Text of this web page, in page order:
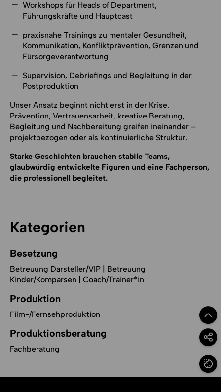
Workshops für Heads of Department,
Führungskräfte und Hauptcast
praxisnahe Trainings zu mentaler Gesundheit,
Kommunikation, Konfliktprävention, Grenzen und
Fürsorgeverantwortung
Supervision, Debriefings und Begleitung in der
Postproduktion
Unser Ansatz beginnt nicht erst in der Krise.
Prävention, Vertrauensarbeit, kreative Beratung,
Begleitung und Nachbereitung greifen ineinander –
projektbezogen oder als kontinuierliche Struktur.
Starke Geschichten brauchen stabile Teams,
glaubwürdig entwickelte Figuren und eine Fachperson,
die professionell begleitet.
Kategorien
Besetzung
Betreuung Darsteller/VIP | Betreuung
Kinder/Komparsen | Coach/Trainer*in
Produktion
Film-/Fernsehproduktion
Produktionsberatung
Fachberatung
Zum